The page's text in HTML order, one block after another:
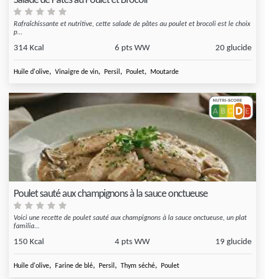
Rafraîchissante et nutritive, cette salade de pâtes au poulet et brocoli est le choix
p...
314 Kcal 6 pts WW 20 glucide
Huile d'olive, Vinaigre de vin, Persil , Poulet, Moutarde
Poulet sauté aux champignons à la sauce onctueuse
Voici une recette de poulet sauté aux champignons à la sauce onctueuse, un plat
familia...
150 Kcal 4 pts WW 19 glucide
Huile d'olive, Farine de blé, Persil , Thym séché, Poulet